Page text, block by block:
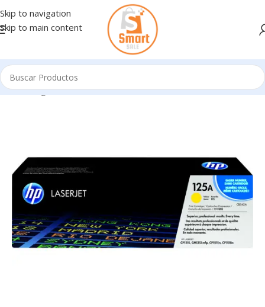
Skip to navigation
Skip to main content
Inicio/Ingresando